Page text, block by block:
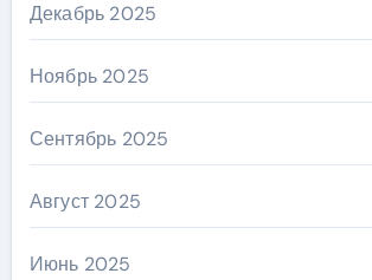
Декабрь 2025
Ноябрь 2025
Сентябрь 2025
Август 2025
Июнь 2025